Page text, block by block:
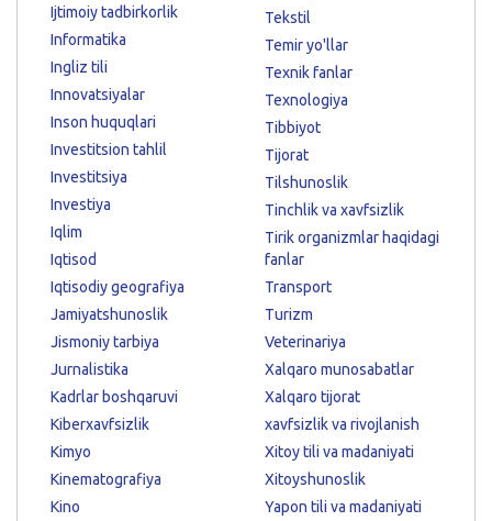
Ijtimoiy tadbirkorlik
Informatika
Ingliz tili
Innovatsiyalar
Inson huquqlari
Investitsion tahlil
Investitsiya
Investiya
Iqlim
Iqtisod
Iqtisodiy geografiya
Jamiyatshunoslik
Jismoniy tarbiya
Jurnalistika
Kadrlar boshqaruvi
Kiberxavfsizlik
Kimyo
Kinematografiya
Kino
Tekstil
Temir yo'llar
Texnik fanlar
Texnologiya
Tibbiyot
Tijorat
Tilshunoslik
Tinchlik va xavfsizlik
Tirik organizmlar haqidagi
fanlar
Transport
Turizm
Veterinariya
Xalqaro munosabatlar
Xalqaro tijorat
xavfsizlik va rivojlanish
Xitoy tili va madaniyati
Xitoyshunoslik
Yapon tili va madaniyati